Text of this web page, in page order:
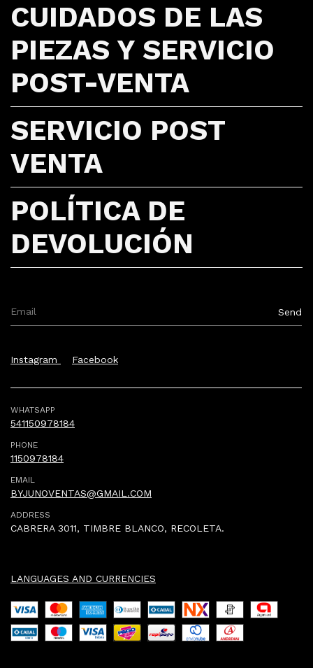
CUIDADOS DE LAS
PIEZAS Y SERVICIO
POST-VENTA
SERVICIO POST
VENTA
POLÍTICA DE
DEVOLUCIÓN
Instagram Facebook
WHATSAPP
541150978184
PHONE
1150978184
EMAIL
BYJUNOVENTAS@GMAIL.COM
ADDRESS
CABRERA 3011, TIMBRE BLANCO, RECOLETA.
LANGUAGES AND CURRENCIES